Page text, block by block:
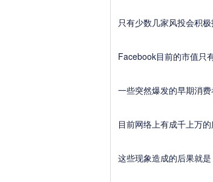
只有少数几家风投会积
Facebook目前的市值只
一些突然爆发的早期消
目前网络上有成千上万
这些现象造成的后果就是